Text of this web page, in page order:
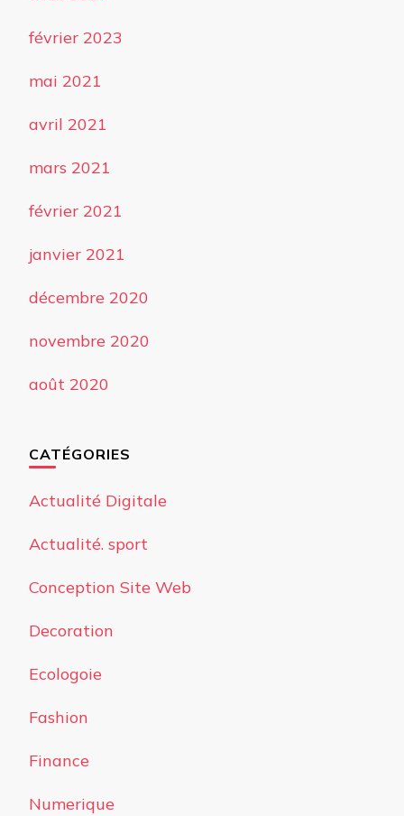
février 2023
mai 2021
avril 2021
mars 2021
février 2021
janvier 2021
décembre 2020
novembre 2020
août 2020
CATÉGORIES
Actualité Digitale
Actualité. sport
Conception Site Web
Decoration
Ecologoie
Fashion
Finance
Numerique